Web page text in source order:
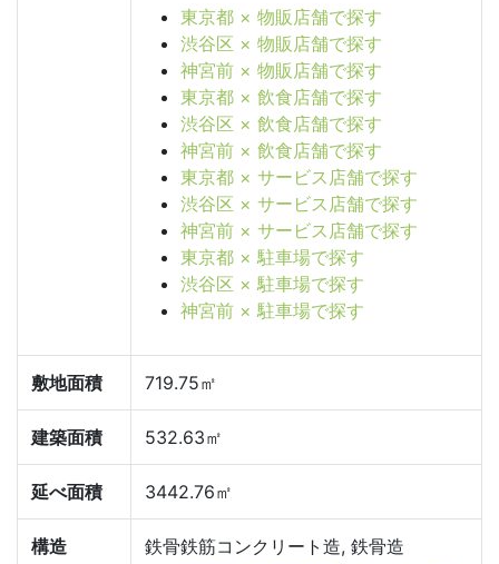
東京都 × 物販店舗で探す
渋谷区 × 物販店舗で探す
神宮前 × 物販店舗で探す
東京都 × 飲食店舗で探す
渋谷区 × 飲食店舗で探す
神宮前 × 飲食店舗で探す
東京都 × サービス店舗で探す
渋谷区 × サービス店舗で探す
神宮前 × サービス店舗で探す
東京都 × 駐車場で探す
渋谷区 × 駐車場で探す
神宮前 × 駐車場で探す
敷地面積 719.75㎡
建築面積 532.63㎡
延べ面積 3442.76㎡
構造
鉄骨鉄筋コンクリート造, 鉄骨造